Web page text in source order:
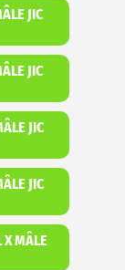
JIC
JIC
JIC
JIC
X MÂLE